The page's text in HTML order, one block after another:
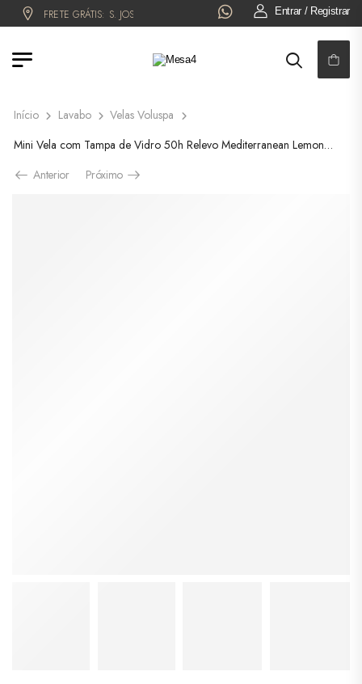
FRETE GRÁTIS:S. JOSÉ DO RIO PRETO! 6x NO CARTÃO OU 5% OFF
Entrar / Registrar
Início Lavabo
Velas Voluspa
Mini Vela com Tampa de Vidro 50h Relevo Mediterranean Lemon – 3659
Anterior
Próximo